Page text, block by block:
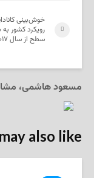
خوش‌بینی
رویکرد کشور به
سطح از سال ۲۰۱۷ رسید
مسعود هاشمی،
also like